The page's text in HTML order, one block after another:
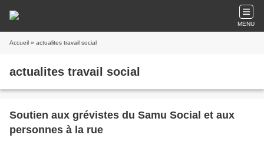
MENU
Accueil » actualites travail social
actualites travail social
Soutien aux grévistes du Samu Social et aux
personnes à la rue